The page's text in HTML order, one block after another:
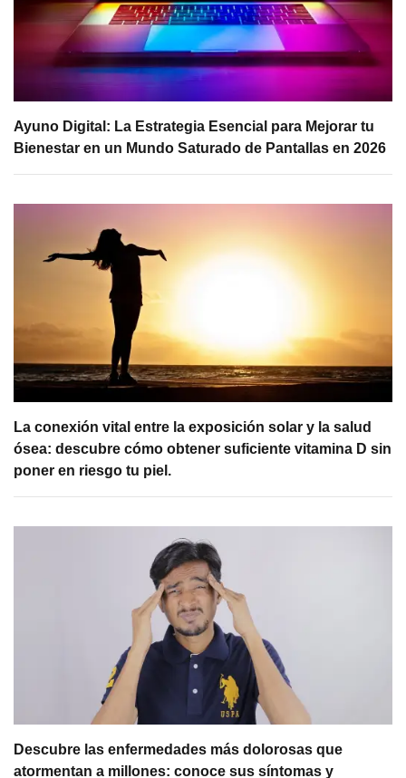
Ayuno Digital: La Estrategia Esencial para Mejorar tu
Bienestar en un Mundo Saturado de Pantallas en 2026
La conexión vital entre la exposición solar y la salud
ósea: descubre cómo obtener suficiente vitamina D sin
poner en riesgo tu piel.
Descubre las enfermedades más dolorosas que
atormentan a millones: conoce sus síntomas y